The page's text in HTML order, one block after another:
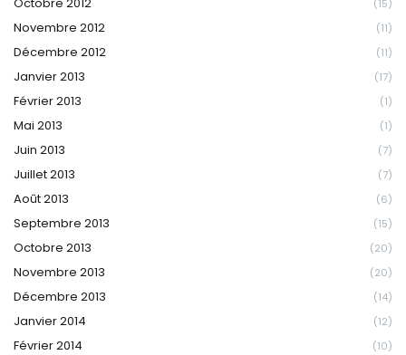
(15)
Novembre 2012 (11)
Décembre 2012 (11)
Janvier 2013 (17)
Février 2013 (1)
Mai 2013 (1)
Juin 2013 (7)
Juillet 2013 (7)
Août 2013 (6)
Septembre 2013 (15)
Octobre 2013 (20)
Novembre 2013 (20)
Décembre 2013 (14)
Janvier 2014 (12)
Février 2014 (10)